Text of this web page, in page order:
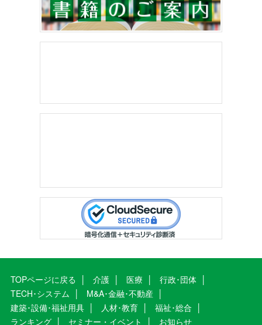
TOPページに戻る 介護 医療
行政･団体
TECH･システム
M&A･金融･不動産
建築･設備･福祉用具
人材･教育
福祉･総合
ランキング
セミナー・イベント お知らせ